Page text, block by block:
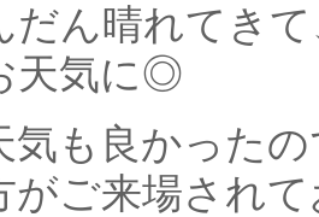
だん晴れてき
天気に◎
気も良かった
がご来場され